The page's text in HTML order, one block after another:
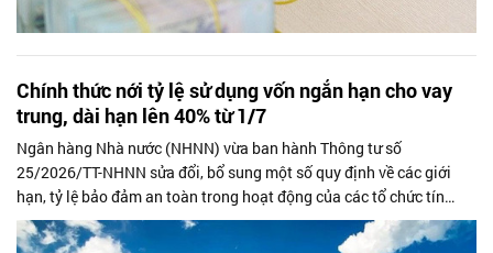
Chính thức nới tỷ lệ sử dụng vốn ngắn hạn cho vay
trung, dài hạn lên 40% từ 1/7
Ngân hàng Nhà nước (NHNN) vừa ban hành Thông tư số
25/2026/TT-NHNN sửa đổi, bổ sung một số quy định về các giới
hạn, tỷ lệ bảo đảm an toàn trong hoạt động của các tổ chức tín
dụng và chi nhánh ngân hàng...